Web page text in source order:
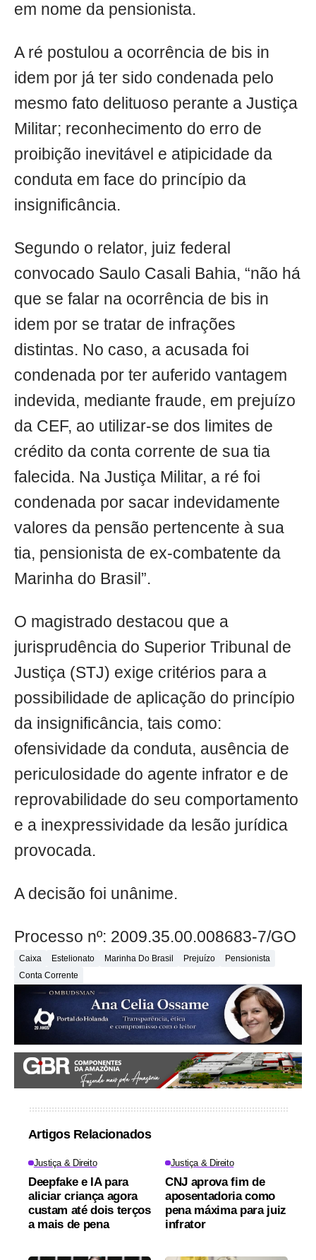
em nome da pensionista.
A ré postulou a ocorrência de bis in
idem por já ter sido condenada pelo
mesmo fato delituoso perante a Justiça
Militar; reconhecimento do erro de
proibição inevitável e atipicidade da
conduta em face do princípio da
insignificância.
Segundo o relator, juiz federal
convocado Saulo Casali Bahia, “não há
que se falar na ocorrência de bis in
idem por se tratar de infrações
distintas. No caso, a acusada foi
condenada por ter auferido vantagem
indevida, mediante fraude, em prejuízo
da CEF, ao utilizar-se dos limites de
crédito da conta corrente de sua tia
falecida. Na Justiça Militar, a ré foi
condenada por sacar indevidamente
valores da pensão pertencente à sua
tia, pensionista de ex-combatente da
Marinha do Brasil”.
O magistrado destacou que a
jurisprudência do Superior Tribunal de
Justiça (STJ) exige critérios para a
possibilidade de aplicação do princípio
da insignificância, tais como:
ofensividade da conduta, ausência de
periculosidade do agente infrator e de
reprovabilidade do seu comportamento
e a inexpressividade da lesão jurídica
provocada.
A decisão foi unânime.
Processo nº: 2009.35.00.008683-7/GO
Caixa Estelionato Marinha Do Brasil Prejuízo
Pensionista
Conta Corrente
Artigos Relacionados
Justiça & Direito
Deepfake e IA para
aliciar criança agora
custam até dois terços
a mais de pena
Justiça & Direito
CNJ aprova fim de
aposentadoria como
pena máxima para juiz
infrator